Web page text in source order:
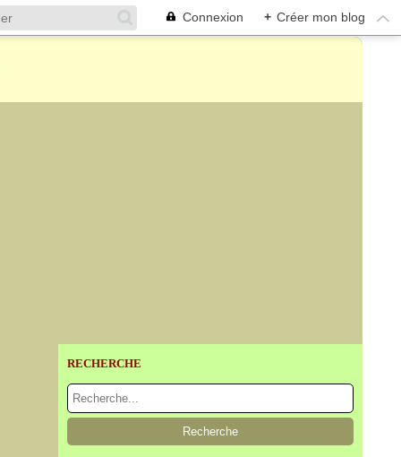
Connexion + Créer mon blog
RECHERCHE